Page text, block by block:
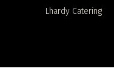
Lhardy Catering